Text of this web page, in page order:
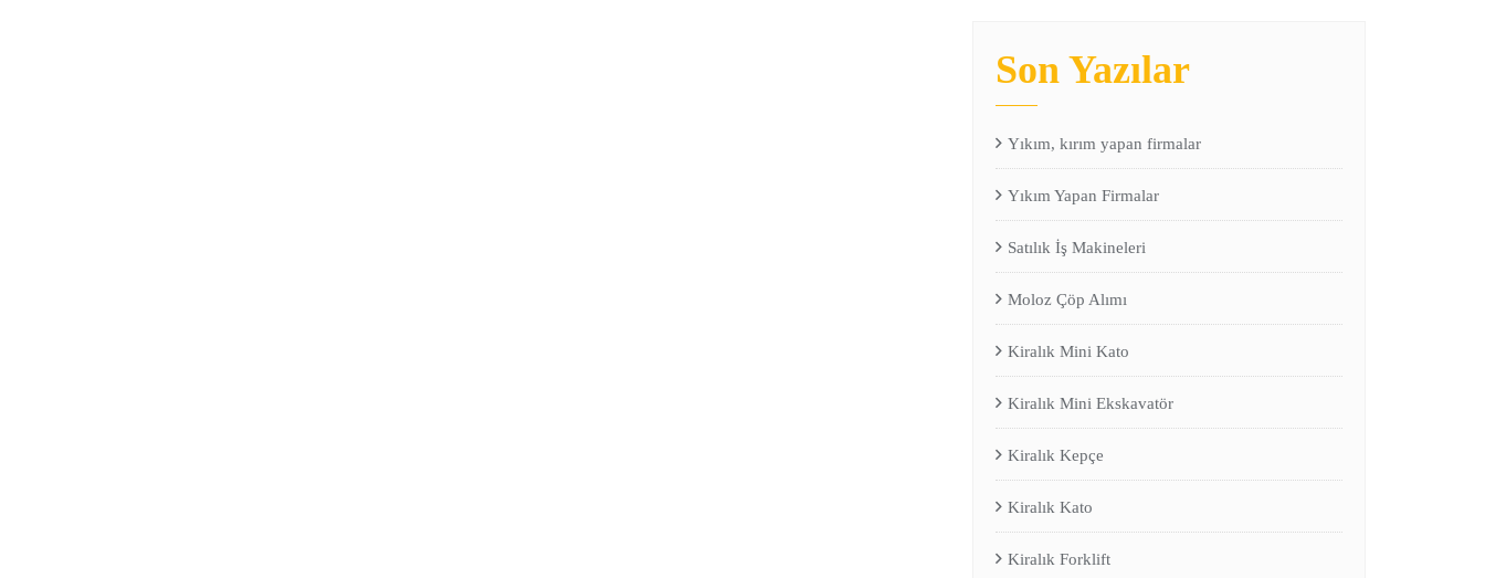
Son Yazılar
Yıkım, kırım yapan firmalar
Yıkım Yapan Firmalar
Satılık İş Makineleri
Moloz Çöp Alımı
Kiralık Mini Kato
Kiralık Mini Ekskavatör
Kiralık Kepçe
Kiralık Kato
Kiralık Forklift